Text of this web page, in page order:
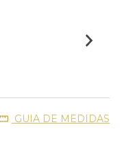
GUIA DE MEDIDAS